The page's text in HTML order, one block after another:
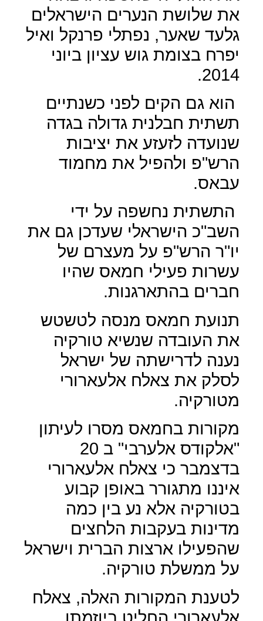
את שלושת הנערים הישראלים
גלעד שאער, נפתלי פרנקל ואיל
יפרח בצומת גוש עציון ביוני
2014.
הוא גם הקים לפני כשנתיים
תשתית חבלנית גדולה בגדה
שנועדה לזעזע את יציבות
הרש"פ ולהפיל את מחמוד
עבאס.
התשתית נחשפה על ידי
השב"כ הישראלי שעדכן גם את
יו"ר הרש"פ על מעצרם של
עשרות פעילי חמאס שהיו
חברים בהתארגנות.
תנועת חמאס מנסה לטשטש
את העובדה שנשיא טורקיה
נענה לדרישתה של ישראל
לסלק את צאלח אלעארורי
מטורקיה.
מקורות בחמאס מסרו לעיתון
"אלקודס אלערבי" ב 20
בדצמבר כי צאלח אלעארורי
איננו מתגורר באופן קבוע
בטורקיה אלא נע בין כמה
מדינות בעקבות הלחצים
שהפעילו ארצות הברית וישראל
על ממשלת טורקיה.
לטענת המקורות האלה, צאלח
אלעארורי החליט ביוזמתו